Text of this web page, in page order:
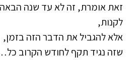
זאת אומרת, זה לא עד שנה הבאה
לקנות,
אלא להגביל את הדבר הזה בזמן,
שזה נגיד תקף לחודש הקרוב